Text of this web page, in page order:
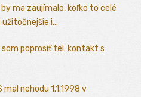
ma zaujímalo, koľko to celé
i...
som poprosiť tel. kontakt s
mal nehodu 1.1.1998 v